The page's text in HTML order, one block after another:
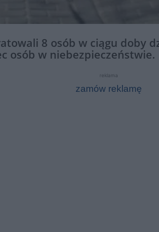
8 osób w ciągu doby
osób w niebezpieczeństwie.
reklama
zamów reklamę